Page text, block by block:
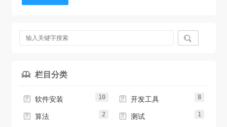

 栏目分类
 软件安装 10  开发工具 8
 算法 2  测试 1